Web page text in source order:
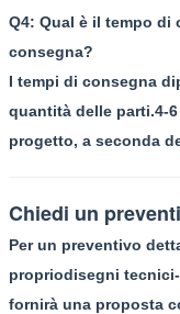
Q4: Qual è il tempo di
consegna?
I tempi di consegna
quantità delle parti.4-
progetto, a seconda
Chiedi un
Per un preventivo
propriodisegni tecnici
fornirà una proposta